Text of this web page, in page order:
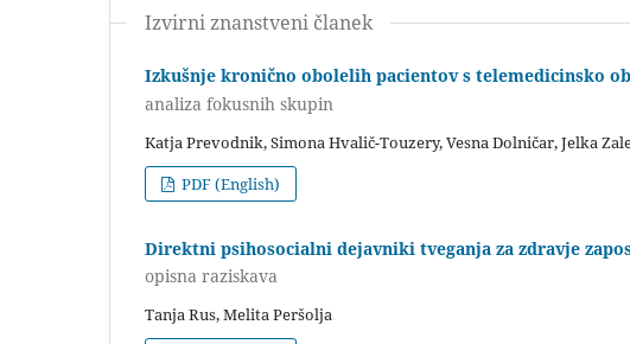
Izvirni znanstveni članek
Izkušnje kronično obolelih pacientov s telemedicinsko
analiza fokusnih skupin
Katja Prevodnik, Simona Hvalič-Touzery, Vesna Dolničar, Jelka
PDF (English)
Direktni psihosocialni dejavniki tveganja za zdravje
opisna raziskava
Tanja Rus, Melita Peršolja